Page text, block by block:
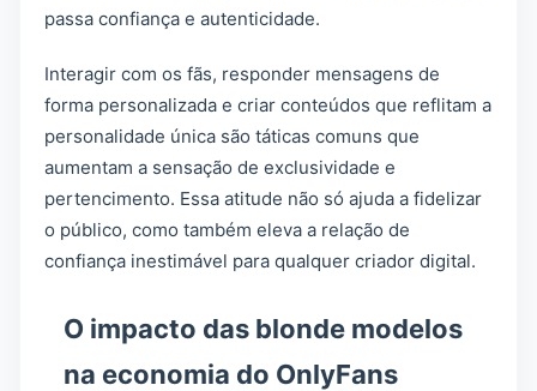
passa confiança e autenticidade.
Interagir com os fãs, responder mensagens de
forma personalizada e criar conteúdos que reflitam a
personalidade única são táticas comuns que
aumentam a sensação de exclusividade e
pertencimento. Essa atitude não só ajuda a fidelizar
o público, como também eleva a relação de
confiança inestimável para qualquer criador digital.
O impacto das blonde modelos
na economia do OnlyFans